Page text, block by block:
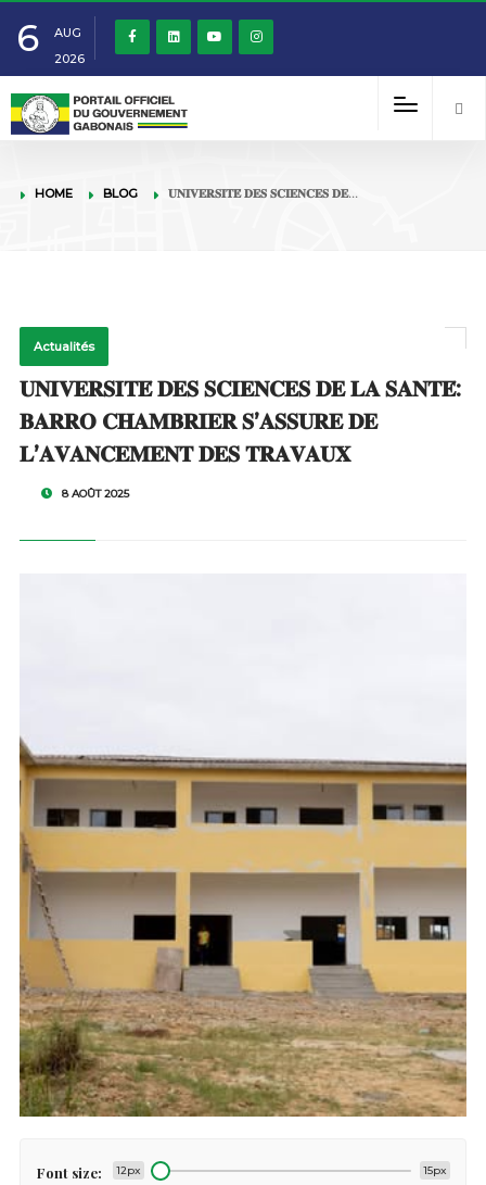
6
AUG
2026
HOME BLOG 𝐔𝐍𝐈𝐕𝐄𝐑𝐒𝐈𝐓𝐄́ 𝐃𝐄𝐒 𝐒𝐂𝐈𝐄𝐍𝐂𝐄𝐒 𝐃𝐄…
Actualités
𝐔𝐍𝐈𝐕𝐄𝐑𝐒𝐈𝐓𝐄́ 𝐃𝐄𝐒 𝐒𝐂𝐈𝐄𝐍𝐂𝐄𝐒 𝐃𝐄 𝐋𝐀 𝐒𝐀𝐍𝐓𝐄́:
𝐁𝐀𝐑𝐑𝐎 𝐂𝐇𝐀𝐌𝐁𝐑𝐈𝐄𝐑 𝐒’𝐀𝐒𝐒𝐔𝐑𝐄 𝐃𝐄
𝐋’𝐀𝐕𝐀𝐍𝐂𝐄𝐌𝐄𝐍𝐓 𝐃𝐄𝐒 𝐓𝐑𝐀𝐕𝐀𝐔𝐗
8 AOÛT 2025
Font size: 12px 15px